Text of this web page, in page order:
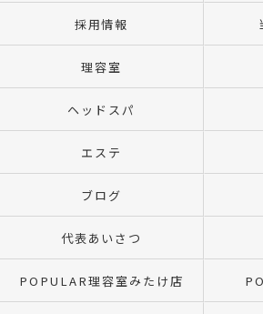
採用情報
理容室
ヘッドスパ
エステ
ブログ
代表あいさつ
POPULAR理容室みたけ店